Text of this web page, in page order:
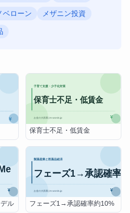
ベローン メザニン投資
保育士不足・低賃金
ル フェーズ1→承認確率約10%